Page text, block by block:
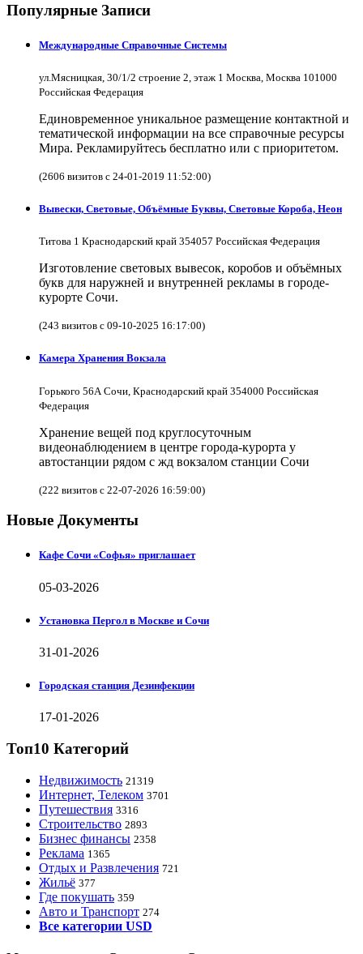
Популярные Записи
Международные Справочные Системы
ул.Мясницкая, 30/1/2 строение 2, этаж 1 Москва, Москва 101000
Российская Федерация
Единовременное уникальное размещение контактной и
тематической информации на все справочные ресурсы
Мира. Рекламируйтесь бесплатно или с приоритетом.
(2606 визитов с 24-01-2019 11:52:00)
Вывески, Световые, Объёмные Буквы, Световые Короба, Неон
Титова 1 Краснодарский край 354057 Российская Федерация
Изготовление световых вывесок, коробов и объёмных
букв для наружней и внутренней рекламы в городе-
курорте Сочи.
(243 визитов с 09-10-2025 16:17:00)
Камера Хранения Вокзала
Горького 56А Сочи, Краснодарский край 354000 Российская
Федерация
Хранение вещей под круглосуточным
видеонаблюдением в центре города-курорта у
автостанции рядом с жд вокзалом станции Сочи
(222 визитов с 22-07-2026 16:59:00)
Новые Документы
Кафе Сочи «Софья» приглашает
05-03-2026
Установка Пергол в Москве и Сочи
31-01-2026
Городская станция Дезинфекции
17-01-2026
Топ10 Категорий
Недвижимость 21319
Интернет, Телеком 3701
Путешествия 3316
Строительство 2893
Бизнес финансы 2358
Реклама 1365
Отдых и Развлечения 721
Жильё 377
Где покушать 359
Авто и Транспорт 274
Все категории USD